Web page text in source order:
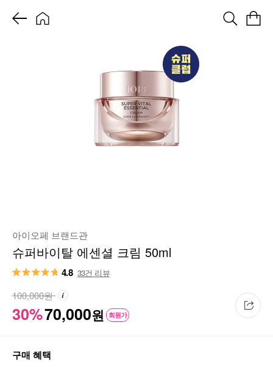
아이오페 브랜드관
슈퍼바이탈 에센셜 크림 50ml
4.8 33건 리뷰
30%70,000원 회원가
100,000원
구매 혜택